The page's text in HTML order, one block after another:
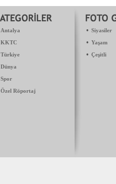
Antalya
KKTC
Türkiye
Dünya
Spor
Özel Röportaj
• Siyasiler
• Yaşam
• Çeşitli